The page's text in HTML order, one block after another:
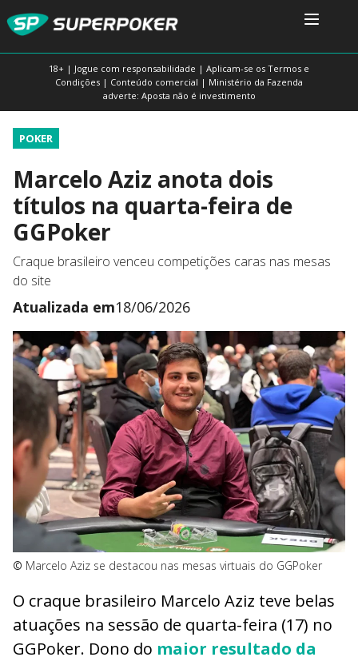
18+ | Jogue com responsabilidade | Aplicam-se os Termos e
Condições | Conteúdo comercial | Ministério da Fazenda
adverte: Aposta não é investimento
POKER
Marcelo Aziz anota dois
títulos na quarta-feira de
GGPoker
Craque brasileiro venceu competições caras nas mesas
do site
Atualizada em18/06/2026
© Marcelo Aziz se destacou nas mesas virtuais do GGPoker
O craque brasileiro Marcelo Aziz teve belas
atuações na sessão de quarta-feira (17) no
GGPoker. Dono do maior resultado da